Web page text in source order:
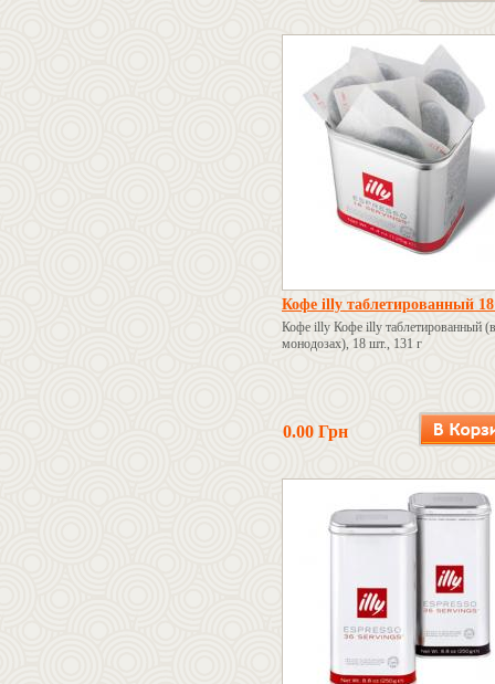
Кофе illy таблетированный
Кофе illy Кофе illy таблетированный (в
монодозах), 18 шт., 131 г
0.00 Грн